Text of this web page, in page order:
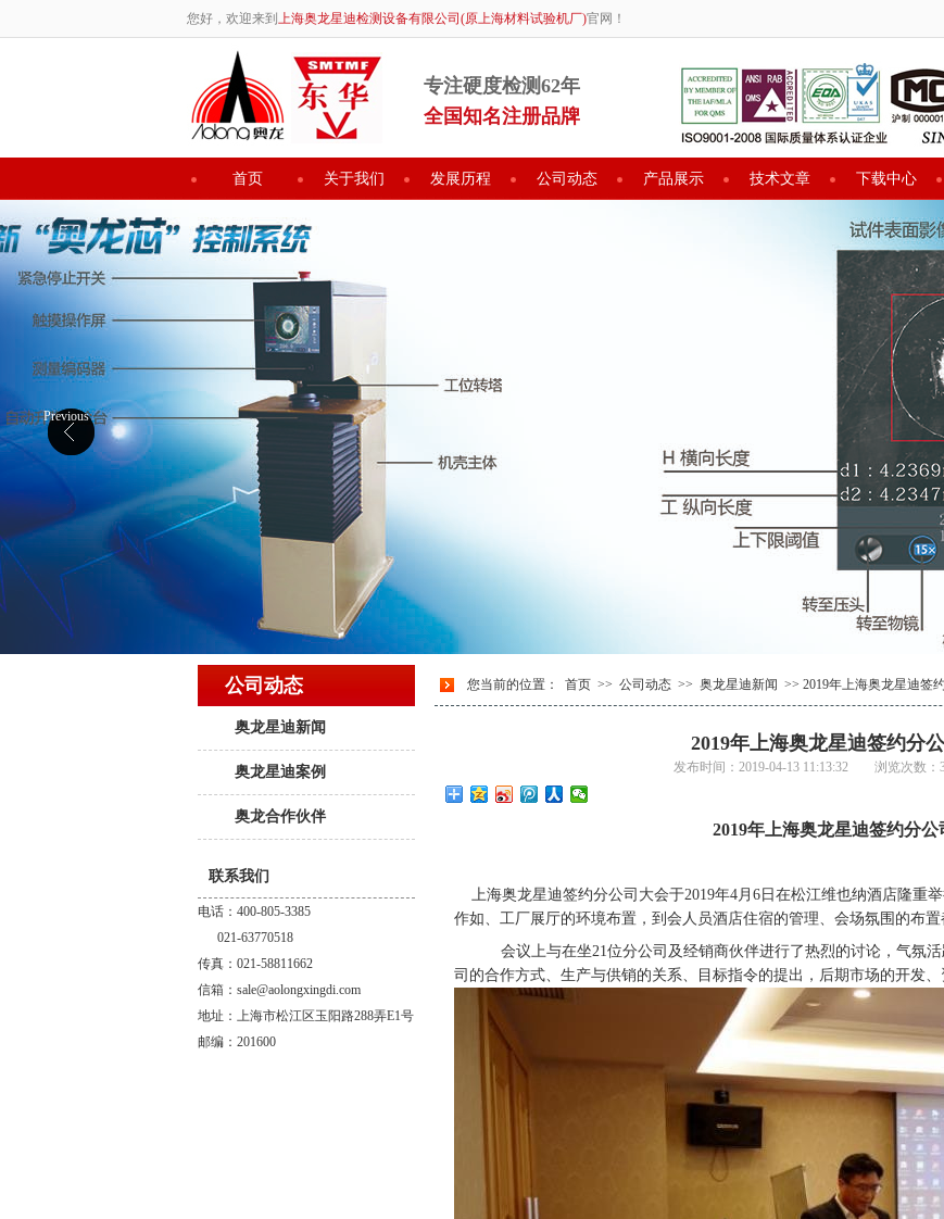
您好，欢迎来到 上海奥龙星迪检测设备有限公司(原上海材料试验机厂)官网！
专注硬度检测62年
全国知名注册品牌
首页 关于我们 发展历程 公司动态 产品展示 技术文章 下载中心
Previous
公司动态
奥龙星迪新闻
奥龙星迪案例
奥龙合作伙伴
联系我们
电话：400-805-3385
021-63770518
传真：021-58811662
信箱：sale@aolongxingdi.com
地址：上海市松江区玉阳路288弄E1号
邮编：201600
您当前的位置： 首页 >> 公司动态 >> 奥龙星迪新闻 >> 2019年上海奥龙星迪签
2019年上海奥龙星迪签约分
发布时间：2019-04-13 11:13:32 浏览次数
2019年上海奥龙星迪签约分公
上海奥龙星迪签约分公司大会于2019年4月6日在松江维也纳酒店隆重
作如、工厂展厅的环境布置，到会人员酒店住宿的管理、会场氛围的布置
会议上与在坐21位分公司及经销商伙伴进行了热烈的讨论，气氛
司的合作方式、生产与供销的关系、目标指令的提出，后期市场的开发、